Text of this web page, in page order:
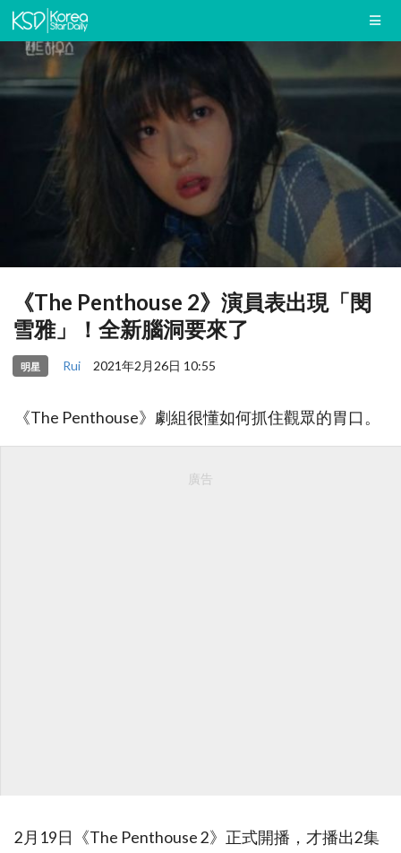
《The Penthouse 2》演員表出現「閔
雪雅」！全新腦洞要來了
明星 Rui 2021年2月26日 10:55
《The Penthouse》劇組很懂如何抓住觀眾的胃口。
廣告
2月19日《The Penthouse 2》正式開播，才播出2集